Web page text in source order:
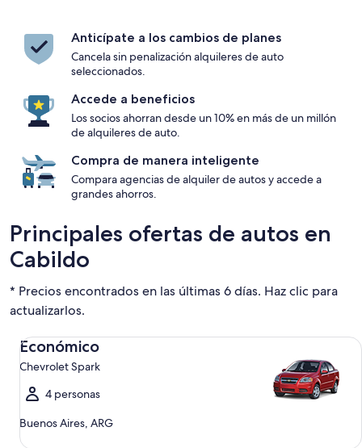
Anticípate a los cambios de planes
Cancela sin penalización alquileres de auto
seleccionados.
Accede a beneficios
Los socios ahorran desde un 10% en más de un millón
de alquileres de auto.
Compra de manera inteligente
Compara agencias de alquiler de autos y accede a
grandes ahorros.
Principales ofertas de autos en
Cabildo
* Precios encontrados en las últimas 6 días. Haz clic para
actualizarlos.
Económico
Chevrolet Spark
4 personas
Buenos Aires, ARG
Económico Chevrolet Spark